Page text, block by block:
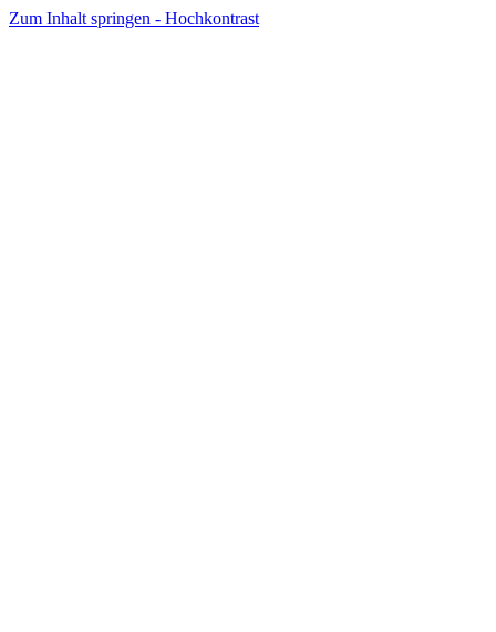
Zum Inhalt springen - Hochkontrast